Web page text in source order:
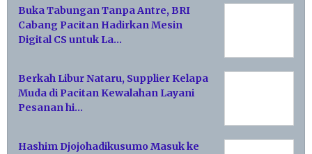
Buka Tabungan Tanpa Antre, BRI
Cabang Pacitan Hadirkan Mesin
Digital CS untuk La…
Berkah Libur Nataru, Supplier Kelapa
Muda di Pacitan Kewalahan Layani
Pesanan hi…
Hashim Djojohadikusumo Masuk ke